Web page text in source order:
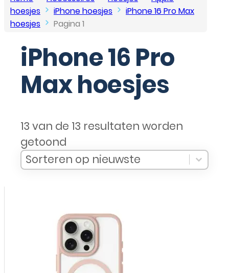
hoesjes
iPhone hoesjes
iPhone 16 Pro Max
hoesjes
Pagina 1
iPhone 16 Pro
Max hoesjes
13 van de 13 resultaten worden
getoond
Sort Products
Sort content
Sorteren op nieuwste
Sort content